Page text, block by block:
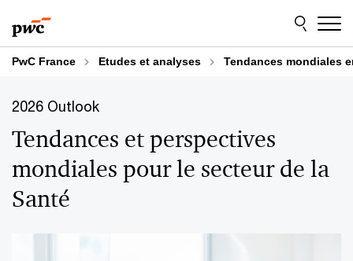
au
contenu
au
pied
dePwC France Etudes et analyses Tendances mondiales
2026 Outlook
Tendances et perspectives
mondiales pour le secteur de la
Santé